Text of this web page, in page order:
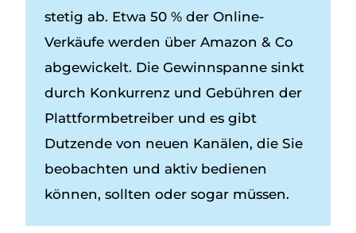
stetig ab. Etwa 50 % der Online-
Verkäufe werden über Amazon & Co
abgewickelt. Die Gewinnspanne sinkt
durch Konkurrenz und Gebühren der
Plattformbetreiber und es gibt
Dutzende von neuen Kanälen, die Sie
beobachten und aktiv bedienen
können, sollten oder sogar müssen.